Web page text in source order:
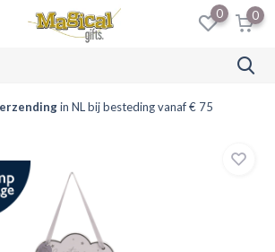
0 0
in NL bij besteding vanaf € 75